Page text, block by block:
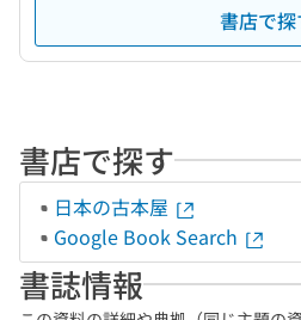
書店で探
書店で探す
日本の古本屋
Google Book Search
書誌情報